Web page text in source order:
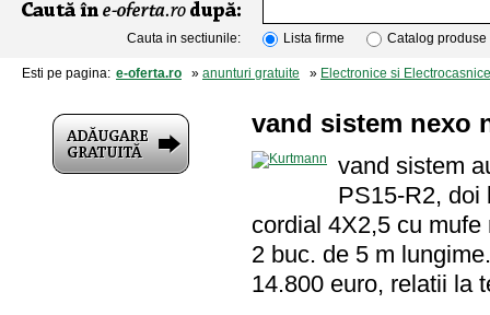
Cauta in sectiunile: Lista firme Catalog produse
Esti pe pagina: e-oferta.ro » anunturi gratuite » Electronice si Electrocasnice
vand sistem nexo
vand sistem
PS15-R2, doi
cordial 4X2,5 cu
2 buc. de 5 m
14.800 euro, relatii la